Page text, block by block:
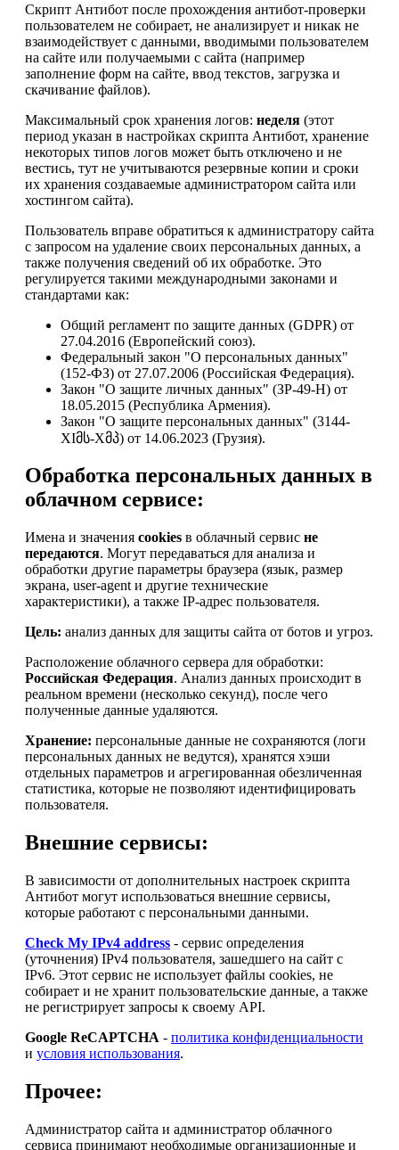
Скрипт Антибот после прохождения антибот-проверки
пользователем не собирает, не анализирует и никак не
взаимодействует с данными, вводимыми пользователем
на сайте или получаемыми с сайта (например
заполнение форм на сайте, ввод текстов, загрузка и
скачивание файлов).
Максимальный срок хранения логов: неделя (этот
период указан в настройках скрипта Антибот, хранение
некоторых типов логов может быть отключено и не
вестись, тут не учитываются резервные копии и сроки
их хранения создаваемые администратором сайта или
хостингом сайта).
Пользователь вправе обратиться к администратору сайта
с запросом на удаление своих персональных данных, а
также получения сведений об их обработке. Это
регулируется такими международными законами и
стандартами как:
Общий регламент по защите данных (GDPR) от
27.04.2016 (Европейский союз).
Федеральный закон "О персональных данных"
(152-ФЗ) от 27.07.2006 (Российская Федерация).
Закон "О защите личных данных" (ЗР-49-Н) от
18.05.2015 (Республика Армения).
Закон "О защите персональных данных" (3144-
XIმს-Xმპ) от 14.06.2023 (Грузия).
Обработка персональных данных в
облачном сервисе:
Имена и значения cookies в облачный сервис не
передаются. Могут передаваться для анализа и
обработки другие параметры браузера (язык, размер
экрана, user-agent и другие технические
характеристики), а также IP-адрес пользователя.
Цель: анализ данных для защиты сайта от ботов и угроз.
Расположение облачного сервера для обработки:
Российская Федерация. Анализ данных происходит в
реальном времени (несколько секунд), после чего
полученные данные удаляются.
Хранение: персональные данные не сохраняются (логи
персональных данных не ведутся), хранятся хэши
отдельных параметров и агрегированная обезличенная
статистика, которые не позволяют идентифицировать
пользователя.
Внешние сервисы:
В зависимости от дополнительных настроек скрипта
Антибот могут использоваться внешние сервисы,
которые работают с персональными данными.
Check My IPv4 address - сервис определения
(уточнения) IPv4 пользователя, зашедшего на сайт с
IPv6. Этот сервис не использует файлы cookies, не
собирает и не хранит пользовательские данные, а также
не регистрирует запросы к своему API.
Google ReCAPTCHA - политика конфиденциальности
и условия использования.
Прочее:
Администратор сайта и администратор облачного
сервиса принимают необходимые организационные и